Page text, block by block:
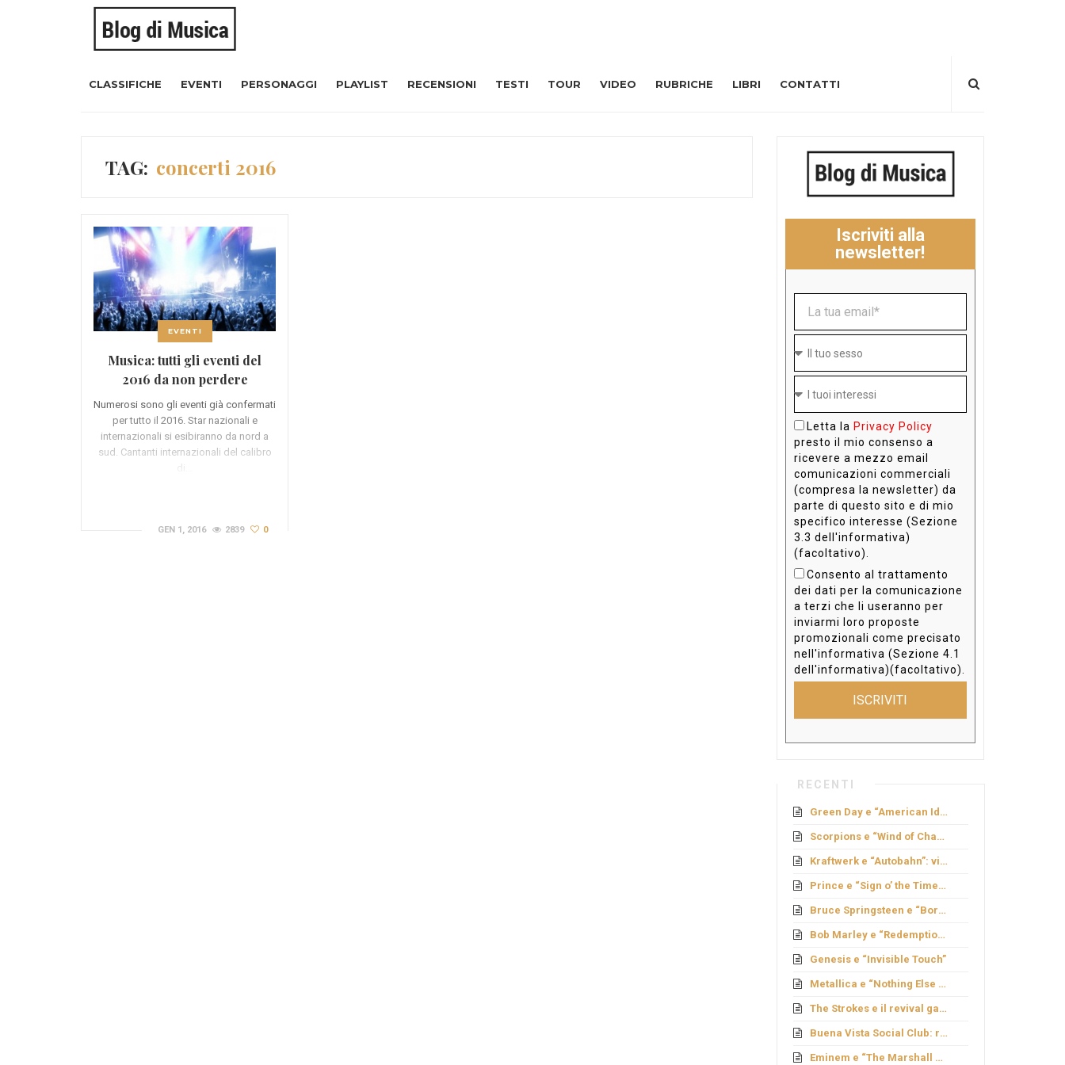
CLASSIFICHE EVENTI PERSONAGGI PLAYLIST RECENSIONI TESTI TOUR VIDEO RUBRICHE LIBRI CONTATTI
TAG: concerti 2016
EVENTI
Musica: tutti gli eventi del
2016 da non perdere
Numerosi sono gli eventi già confermati
per tutto il 2016. Star nazionali e
internazionali si esibiranno da nord a
sud. Cantanti internazionali del calibro
di…
GEN 1, 2016 2839 0
Iscriviti alla
newsletter!
Letta la Privacy Policy
presto il mio consenso a
ricevere a mezzo email
comunicazioni commerciali
(compresa la newsletter) da
parte di questo sito e di mio
specifico interesse (Sezione
3.3 dell'informativa)
(facoltativo).
Consento al trattamento
dei dati per la comunicazione
a terzi che li useranno per
inviarmi loro proposte
promozionali come precisato
nell'informativa (Sezione 4.1
dell'informativa)(facoltativo).
ISCRIVITI
RECENTI
Green Day e “American Idiot”: rock politico
Scorpions e “Wind of Change”: caduta del Muro
Kraftwerk e “Autobahn”: viaggio elettronico
Prince e “Sign o’ the Times”: genio e provocazione
Bruce Springsteen e “Born to Run”: sogno americano
Bob Marley e “Redemption Song”
Genesis e “Invisible Touch”
Metallica e “Nothing Else Matters”: ballata metal
The Strokes e il revival garage
Buena Vista Social Club: rinascita cubana
Eminem e “The Marshall Mathers LP”